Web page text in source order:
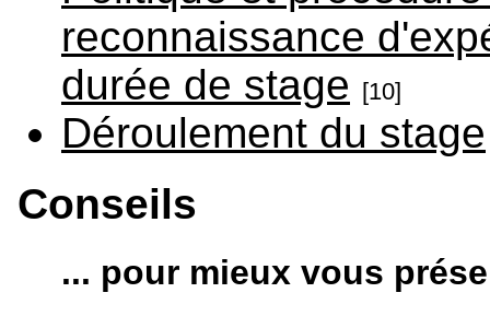
reconnaissance
durée de stage [10]
Déroulement du stage
Conseils
... pour mieux vous